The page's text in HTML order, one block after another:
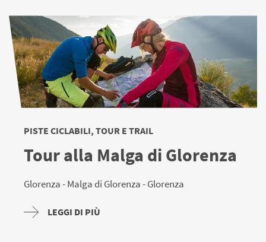
PISTE CICLABILI, TOUR E TRAIL
Tour alla Malga di Glorenza
Glorenza - Malga di Glorenza - Glorenza
LEGGI DI PIÙ